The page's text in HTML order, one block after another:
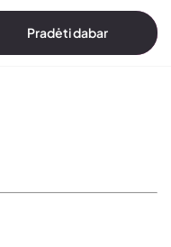
Pradėti dabar